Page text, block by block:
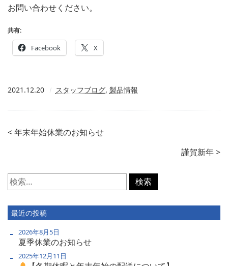
お問い合わせください。
共有:
Facebook X
2021.12.20 スタッフブログ, 製品情報
<年末年始休業のお知らせ
謹賀新年>
検
索:
最近の投稿
夏季休業のお知らせ
2026年8月5日
2025年12月11日